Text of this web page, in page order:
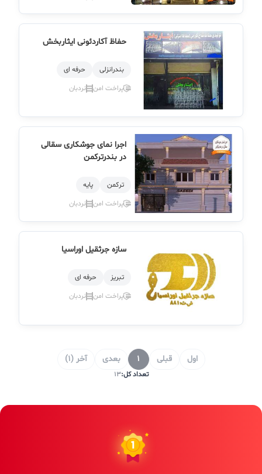
حفاظ آکاردئونی ایثاربخش
بندرانزلی
حرفه ای
پراخت امن
نردبان
اجرا نمای جوشکاری سقالی
در بندرترکمن
تركمن
پایه
پراخت امن
نردبان
سازه جرثقیل اوراسیا
تبریز
حرفه ای
پراخت امن
نردبان
اول قبلی 1 بعدی آخر (1)
تعداد کل:13